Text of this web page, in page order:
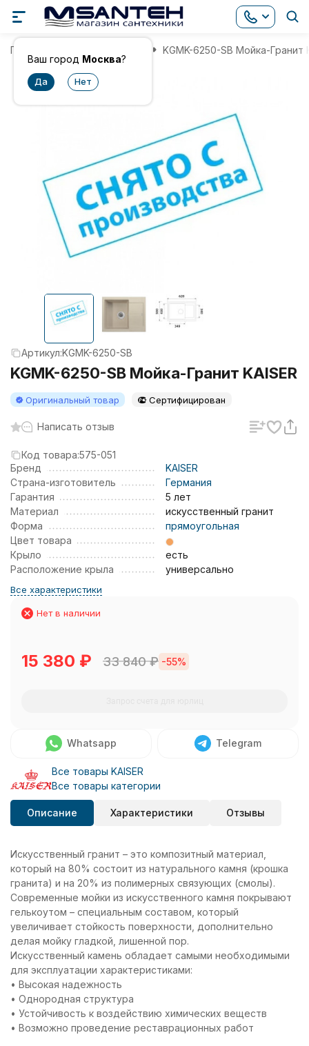
Ваш город Москва?
Главная KGMK-6250-SB Мойка-Гранит
Артикул:KGMK-6250-SB
KGMK-6250-SB Мойка-Гранит KAISER
Оригинальный товар Сертифицирован
Написать отзыв
Код товара:575-051
Бренд
KAISER
Страна-изготовитель
Германия
Гарантия
5 лет
Материал
искусственный гранит
Форма
прямоугольная
Цвет товара
Крыло
есть
Расположение крыла
универсально
Все характеристики
Нет в наличии
15 380 ₽ 33 840₽ -55%
Whatsapp Telegram
Все товары KAISER
Все товары категории
Описание Характеристики Отзывы
Искусственный гранит – это композитный материал,
который на 80% состоит из натурального камня (крошка
гранита) и на 20% из полимерных связующих (смолы).
Современные мойки из искусственного камня покрывают
гелькоутом – специальным составом, который
увеличивает стойкость поверхности, дополнительно
делая мойку гладкой, лишенной пор.
Искусственный камень обладает самыми необходимыми
для эксплуатации характеристиками:
• Высокая надежность
• Однородная структура
• Устойчивость к воздействию химических веществ
• Возможно проведение реставрационных работ